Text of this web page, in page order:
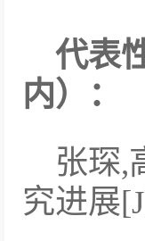
代表
内）：
张琛,
究进展